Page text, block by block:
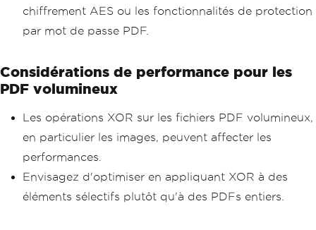
chiffrement AES ou les fonctionnalités de protection
par mot de passe PDF.
Considérations de performance pour les
PDF volumineux
Les opérations XOR sur les fichiers PDF volumineux,
en particulier les images, peuvent affecter les
performances.
Envisagez d'optimiser en appliquant XOR à des
éléments sélectifs plutôt qu'à des PDFs entiers.